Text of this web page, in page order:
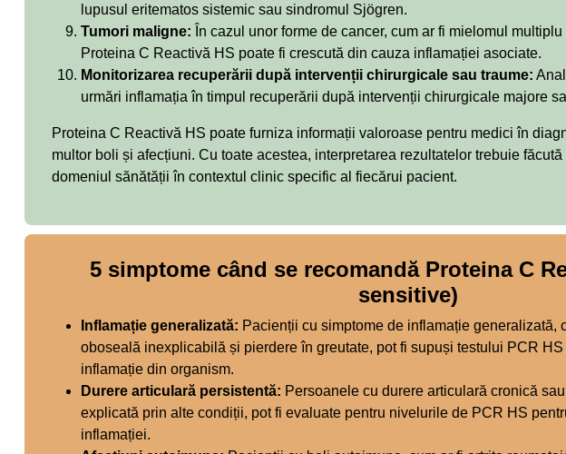
lupusul eritematos sistemic sau sindromul Sjögren.
Tumori maligne: În cazul unor forme de cancer, cum ar fi mielomul
Proteina C Reactivă HS poate fi crescută din cauza inflamației asociate.
Monitorizarea recuperării după intervenții chirurgicale sau traume:
urmări inflamația în timpul recuperării după intervenții chirurgicale majore
Proteina C Reactivă HS poate furniza informații valoroase pentru medici în
multor boli și afecțiuni. Cu toate acestea, interpretarea rezultatelor trebuie
domeniul sănătății în contextul clinic specific al fiecărui pacient.
5 simptome când se recomandă Proteina C
sensitive)
Inflamație generalizată: Pacienții cu simptome de inflamație generalizată,
oboseală inexplicabilă și pierdere în greutate, pot fi supuși testului PCR
inflamație din organism.
Durere articulară persistentă: Persoanele cu durere articulară cronică
explicată prin alte condiții, pot fi evaluate pentru nivelurile de PCR HS
inflamației.